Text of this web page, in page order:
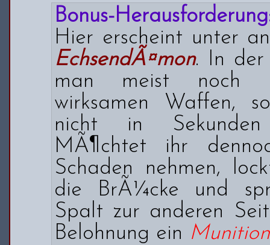
Bonus-
Hier erscheint unter
EchsendÃ¤mon. In der
man meist noch
wirksamen Waffen,
nicht in
MÃ¶chtet ihr
Schaden nehmen,
die BrÃ¼cke und
Spalt zur anderen
Belohnung ein